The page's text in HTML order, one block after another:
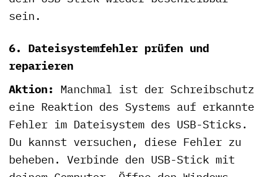
sein.
6. Dateisystemfehler prüfen und
reparieren
Aktion: Manchmal ist der Schreibschutz
eine Reaktion des Systems auf erkannte
Fehler im Dateisystem des USB-Sticks.
Du kannst versuchen, diese Fehler zu
beheben. Verbinde den USB-Stick mit